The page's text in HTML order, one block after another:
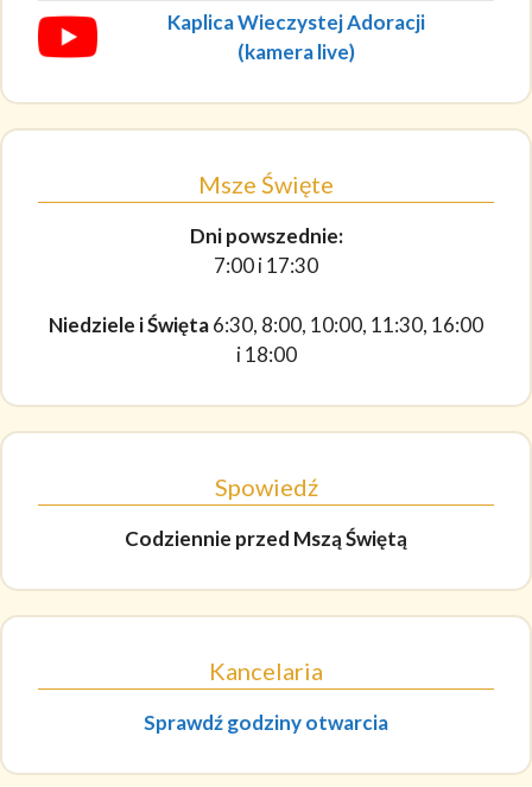
Kaplica Wieczystej Adoracji
(kamera live)
Msze Święte
Dni powszednie:
7:00 i 17:30
Niedziele i Święta6:30, 8:00, 10:00, 11:30, 16:00
i 18:00
Spowiedź
Codziennie przed Mszą Świętą
Kancelaria
Sprawdź godziny otwarcia